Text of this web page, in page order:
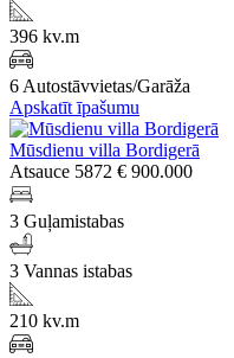
396 kv.m
6 Autostāvvietas/Garāža
Apskatīt īpašumu
Mūsdienu villa Bordigerā
Atsauce 5872 € 900.000
3 Guļamistabas
3 Vannas istabas
210 kv.m